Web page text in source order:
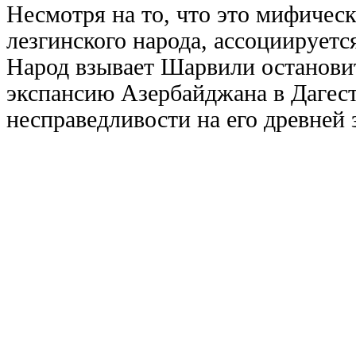
Несмотря на то, что это
лезгинского народа,
Народ взывает Шарвили
экспансию Азербайджана в
несправедливости на его древней